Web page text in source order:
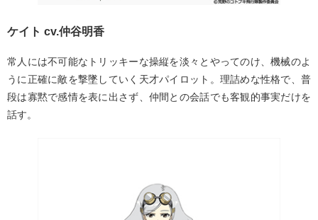
ケイト cv.仲谷明香
常人には不可能なトリッキーな操縦を淡々とやってのけ、機械のよ
うに正確に敵を撃墜していく天才パイロット。理詰めな性格で、普
段は寡黙で感情を表に出さず、仲間との会話でも客観的事実だけを
話す。